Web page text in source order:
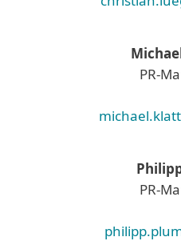
PR-
PR-